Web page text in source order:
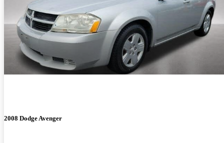
2008 Dodge Avenger